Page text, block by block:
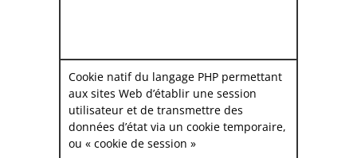
Cookie natif du langage PHP permettant
aux sites Web d’établir une session
utilisateur et de transmettre des
données d’état via un cookie temporaire,
ou « cookie de session »